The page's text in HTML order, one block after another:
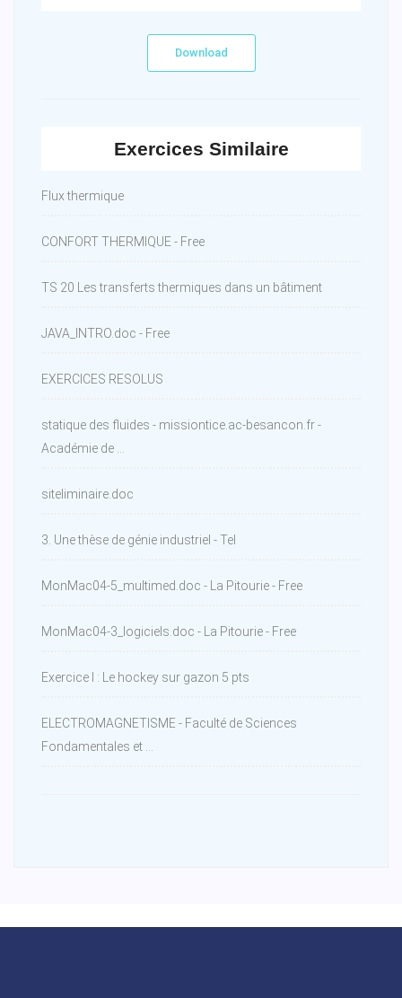
Download
Exercices Similaire
Flux thermique
CONFORT THERMIQUE - Free
TS 20 Les transferts thermiques dans un bâtiment
JAVA_INTRO.doc - Free
EXERCICES RESOLUS
statique des fluides - missiontice.ac-besancon.fr -
Académie de ...
siteliminaire.doc
3. Une thèse de génie industriel - Tel
MonMac04-5_multimed.doc - La Pitourie - Free
MonMac04-3_logiciels.doc - La Pitourie - Free
Exercice I : Le hockey sur gazon 5 pts
ELECTROMAGNETISME - Faculté de Sciences
Fondamentales et ...